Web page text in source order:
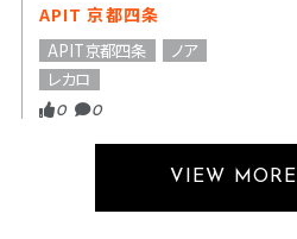
APIT 京都四条
APIT京都四条
ノア
レカロ
0 0
VIEW MORE